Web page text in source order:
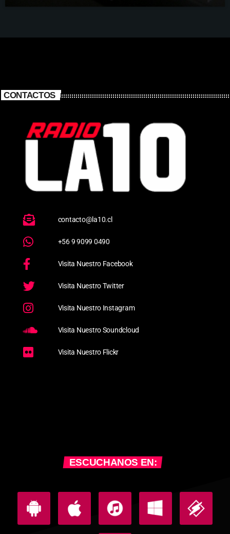
CONTACTOS
contacto@la10.cl
+56 9 9099 0490
Visita Nuestro Facebook
Visita Nuestro Twitter
Visita Nuestro Instagram
Visita Nuestro Soundcloud
Visita Nuestro Flickr
ESCUCHANOS EN: